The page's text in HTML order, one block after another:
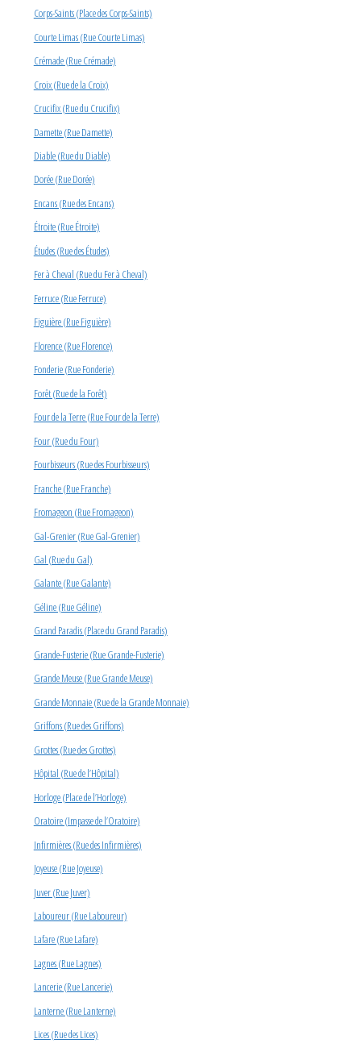
Corps-Saints (Place des Corps-Saints)
Courte Limas (Rue Courte Limas)
Crémade (Rue Crémade)
Croix (Rue de la Croix)
Crucifix (Rue du Crucifix)
Damette (Rue Damette)
Diable (Rue du Diable)
Dorée (Rue Dorée)
Encans (Rue des Encans)
Étroite (Rue Étroite)
Études (Rue des Études)
Fer à Cheval (Rue du Fer à Cheval)
Ferruce (Rue Ferruce)
Figuière (Rue Figuière)
Florence (Rue Florence)
Fonderie (Rue Fonderie)
Forêt (Rue de la Forêt)
Four de la Terre (Rue Four de la Terre)
Four (Rue du Four)
Fourbisseurs (Rue des Fourbisseurs)
Franche (Rue Franche)
Fromageon (Rue Fromageon)
Gal-Grenier (Rue Gal-Grenier)
Gal (Rue du Gal)
Galante (Rue Galante)
Géline (Rue Géline)
Grand Paradis (Place du Grand Paradis)
Grande-Fusterie (Rue Grande-Fusterie)
Grande Meuse (Rue Grande Meuse)
Grande Monnaie (Rue de la Grande Monnaie)
Griffons (Rue des Griffons)
Grottes (Rue des Grottes)
Hôpital (Rue de l’Hôpital)
Horloge (Place de l’Horloge)
Oratoire (Impasse de l’Oratoire)
Infirmières (Rue des Infirmières)
Joyeuse (Rue Joyeuse)
Juver (Rue Juver)
Laboureur (Rue Laboureur)
Lafare (Rue Lafare)
Lagnes (Rue Lagnes)
Lancerie (Rue Lancerie)
Lanterne (Rue Lanterne)
Lices (Rue des Lices)